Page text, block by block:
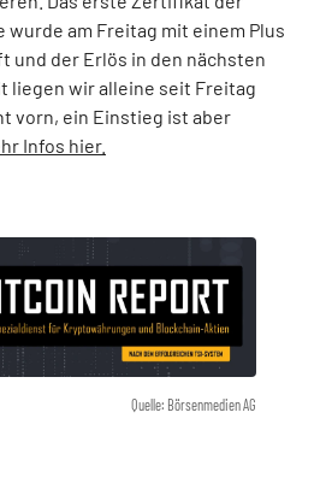
am Freitag mit einem Plus
und der Erlös in den nächsten
liegen wir alleine seit Freitag
vorn, ein Einstieg ist aber
Infos hier.
Quelle: Börsenmedien AG